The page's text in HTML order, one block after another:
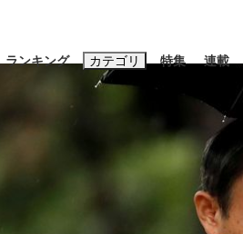
ランキング カテゴリ
ニュース エンタメ
特集 連載
おすすめのキーワードタグ一覧
#高市早苗